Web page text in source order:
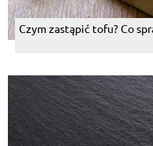
Czym zastąpić tofu? Co